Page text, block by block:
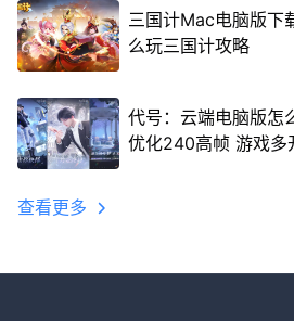
三国计Mac电脑版下
么玩三国计攻略
代号：云端电脑版怎
优化240高帧 游戏多
查看更多